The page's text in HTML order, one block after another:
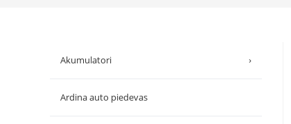
Akumulatori ›
Ardina auto piedevas